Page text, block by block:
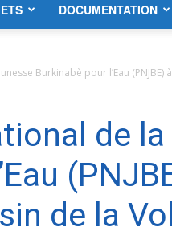
DOCUMENTATION
Burkinabè pour l’Eau (PNJBE)
de
de la